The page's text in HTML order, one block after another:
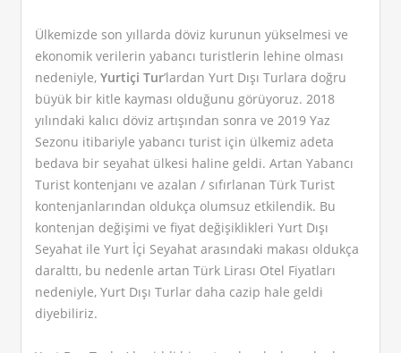
Ülkemizde son yıllarda döviz kurunun yükselmesi ve
ekonomik verilerin yabancı turistlerin lehine olması
nedeniyle, Yurtiçi Tur’lardan Yurt Dışı Turlara doğru
büyük bir kitle kayması olduğunu görüyoruz. 2018
yılındaki kalıcı döviz artışından sonra ve 2019 Yaz
Sezonu itibariyle yabancı turist için ülkemiz adeta
bedava bir seyahat ülkesi haline geldi. Artan Yabancı
Turist kontenjanı ve azalan / sıfırlanan Türk Turist
kontenjanlarından oldukça olumsuz etkilendik. Bu
kontenjan değişimi ve fiyat değişiklikleri Yurt Dışı
Seyahat ile Yurt İçi Seyahat arasındaki makası oldukça
daralttı, bu nedenle artan Türk Lirası Otel Fiyatları
nedeniyle, Yurt Dışı Turlar daha cazip hale geldi
diyebiliriz.